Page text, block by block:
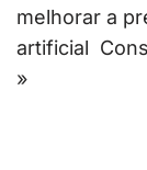
melhorar a
artificial
»